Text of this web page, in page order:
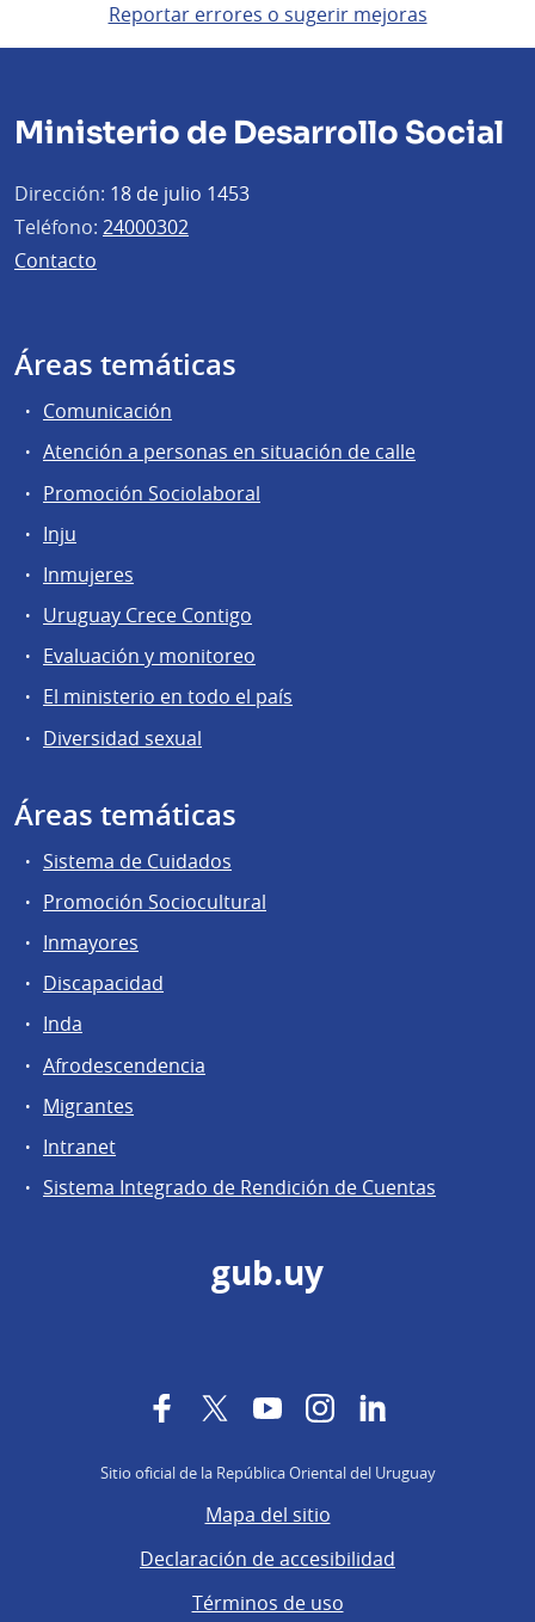
Reportar errores o sugerir mejoras
Ministerio de Desarrollo Social
Dirección: 18 de julio 1453
Teléfono: 24000302
Contacto
Áreas temáticas
Comunicación
Atención a personas en situación de calle
Promoción Sociolaboral
Inju
Inmujeres
Uruguay Crece Contigo
Evaluación y monitoreo
El ministerio en todo el país
Diversidad sexual
Áreas temáticas
Sistema de Cuidados
Promoción Sociocultural
Inmayores
Discapacidad
Inda
Afrodescendencia
Migrantes
Intranet
Sistema Integrado de Rendición de Cuentas
gub.uy
FacebookTwitterYouTubeInstagram
Sitio oficial de la República Oriental del Uruguay
Mapa del sitio
Declaración de accesibilidad
Términos de uso